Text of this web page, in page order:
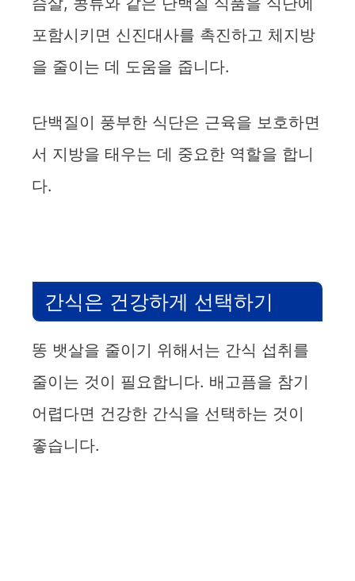
포함시키면 신진대사를 촉진하고 체지방
을 줄이는 데 도움을 줍니다.
단백질이 풍부한 식단은 근육을 보호하면
서 지방을 태우는 데 중요한 역할을 합니
다.
간식은 건강하게 선택하기
똥 뱃살을 줄이기 위해서는 간식 섭취를
줄이는 것이 필요합니다. 배고픔을 참기
어렵다면 건강한 간식을 선택하는 것이
좋습니다.